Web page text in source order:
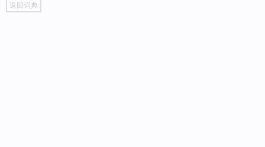
top
返回词典